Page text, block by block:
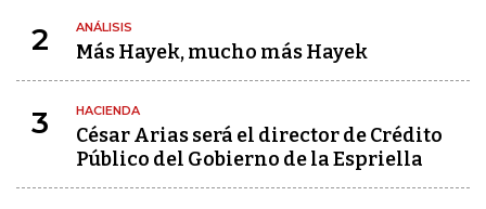
2 ANÁLISIS
Más Hayek, mucho más Hayek
3 HACIENDA
César Arias será el director de Crédito
Público del Gobierno de la Espriella